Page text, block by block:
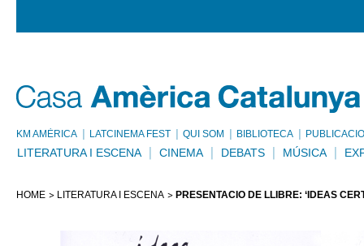
KM AMÈRICA LATCINEMA FEST QUI SOM BIBLIOTECA
LITERATURA I ESCENA CINEMA DEBATS MÚSICA
HOME LITERATURA I ESCENA PRESENTACIÓ DE LLIBRE: ‘IDEAS